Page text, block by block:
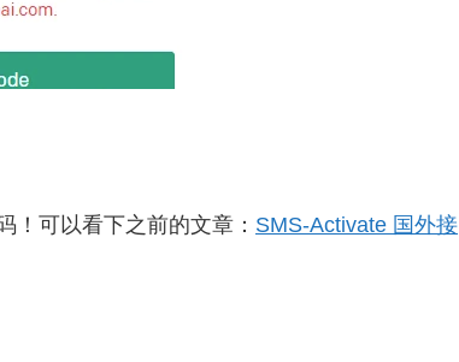
！可以看下之前的文章： SMS-Activate 国外接